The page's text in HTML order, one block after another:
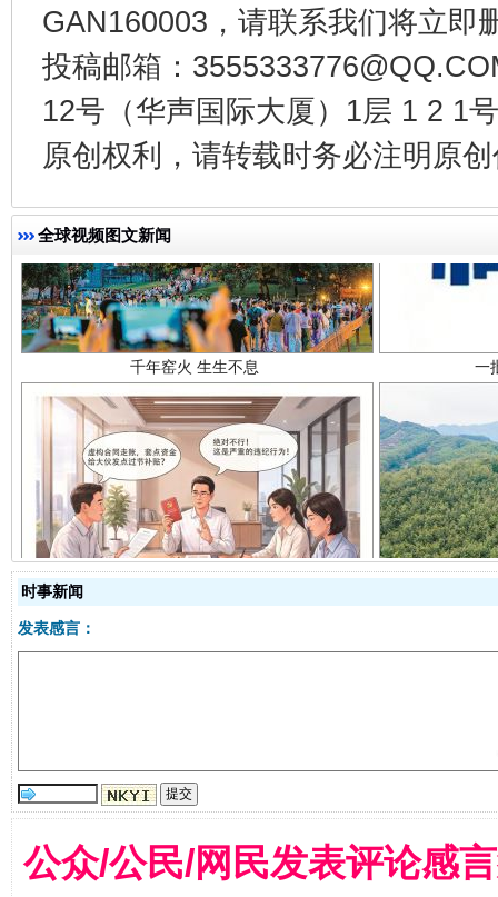
GAN160003，请联系我们将立即
投稿邮箱：
12号（华声国际大厦）1层 1 2 1
原创权利，请转载时务必注明原
全球视频图文新闻千年窑火 生生不息
揭开“小金库”的免责幌子
受贿1.44亿！段成刚被判无期 从幼
时事新闻
发表感言：
公众/公民/网民发表评论感